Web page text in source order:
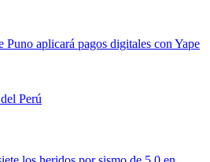
aplicará pagos digitales con Yape
Perú